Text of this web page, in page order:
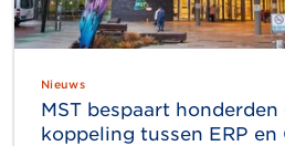
Nieuws
MST bespaart
koppeling tussen ERP en